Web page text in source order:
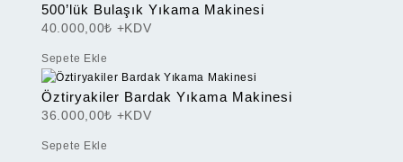
500’lük Bulaşık Yıkama Makinesi
40.000,00₺ +KDV
Sepete Ekle
Öztiryakiler Bardak Yıkama Makinesi
36.000,00₺ +KDV
Sepete Ekle